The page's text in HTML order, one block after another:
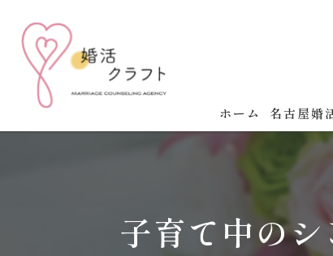
ホーム 名古屋婚
名古屋
婚活の成
婚活イベ
子育て中の